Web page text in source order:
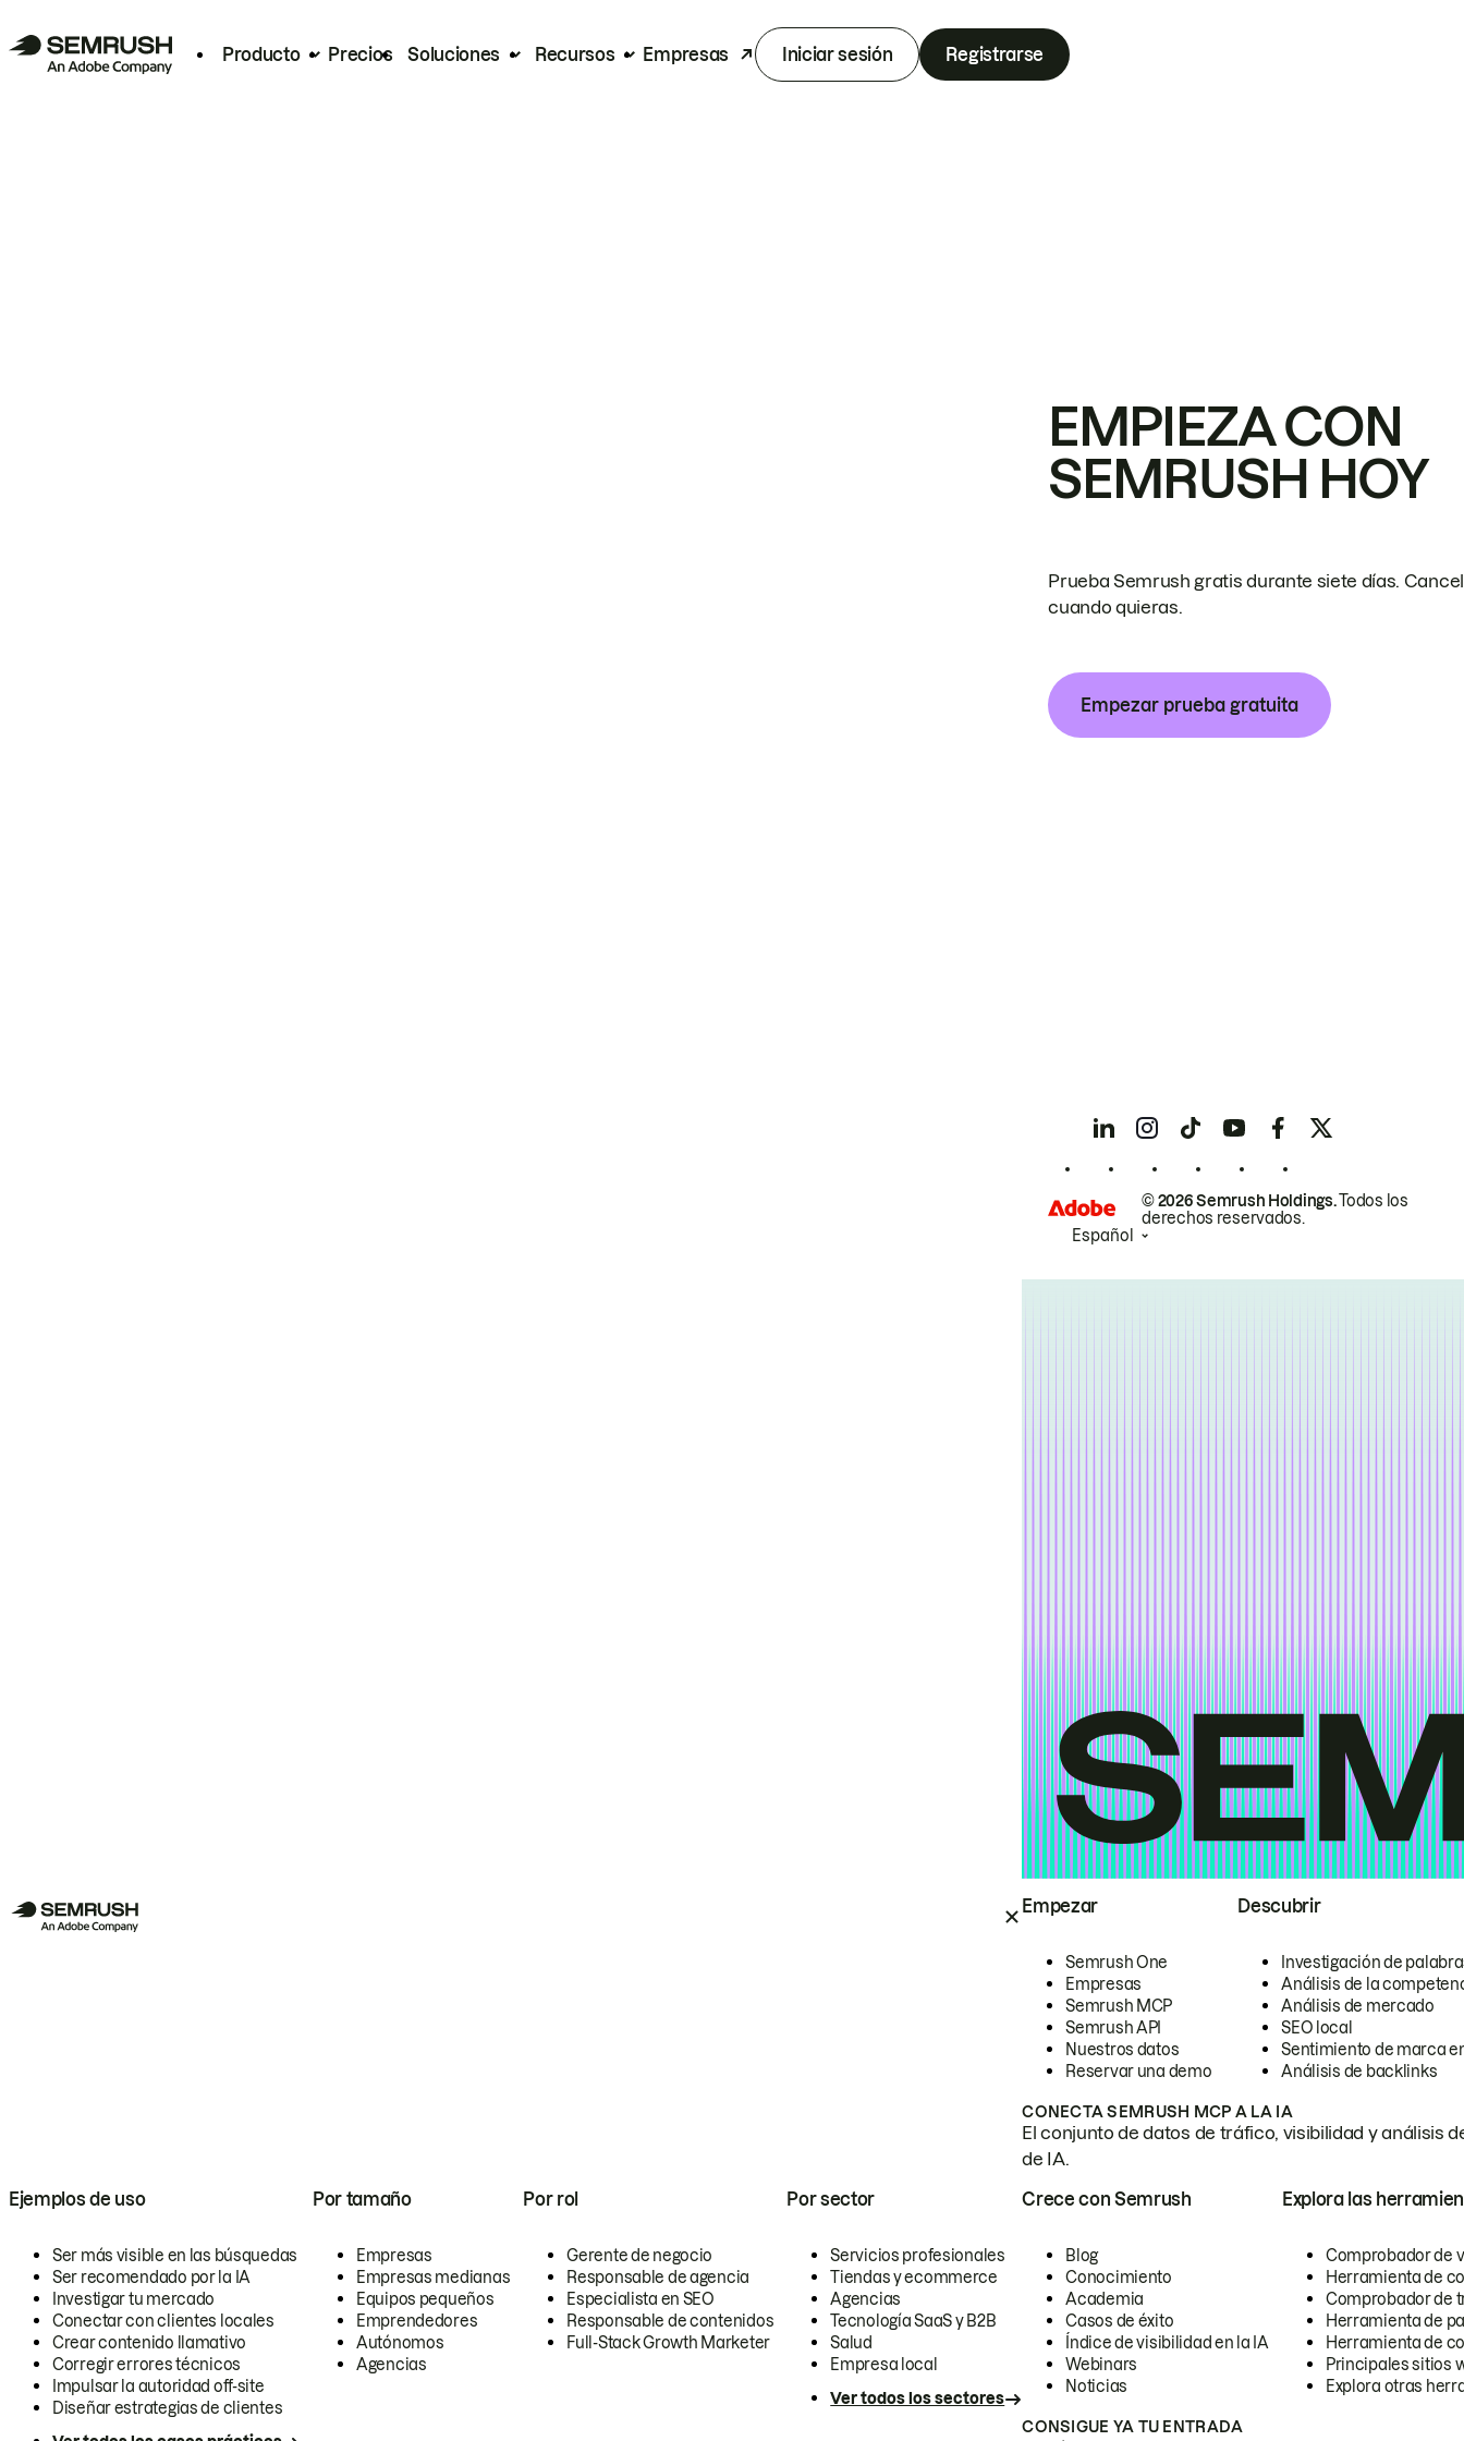
Producto Precios Soluciones Recursos Empresas Iniciar sesión Registrarse
Empezar
Semrush One
Empresas
Semrush MCP
Semrush API
Nuestros datos
Reservar una demo
Descubrir
Investigación de
Análisis de la
Análisis de mercado
SEO local
Sentimiento de marca
Análisis de backlinks
CONECTA SEMRUSH MCP A LA IA
El conjunto de datos de tráfico, visibilidad y análisis
de IA.
Ejemplos de uso
Ser más visible en las búsquedas
Ser recomendado por la IA
Investigar tu mercado
Conectar con clientes locales
Crear contenido llamativo
Corregir errores técnicos
Impulsar la autoridad off-site
Diseñar estrategias de clientes
Por tamaño
Empresas
Empresas medianas
Equipos pequeños
Emprendedores
Autónomos
Agencias
Por rol
Gerente de negocio
Responsable de agencia
Especialista en SEO
Responsable de contenidos
Full-Stack Growth Marketer
Por sector
Servicios profesionales
Tiendas y ecommerce
Agencias
Tecnología SaaS y B2B
Salud
Empresa local
Ver todos los sectores
Crece con Semrush
Blog
Conocimiento
Academia
Casos de éxito
Índice de visibilidad en la IA
Webinars
Noticias
Explora las
Comprobador de
Herramienta de
Comprobador de
Herramienta de
Herramienta de
Principales sitios
Explora otras
CONSIGUE YA TU ENTRADA
EMPIEZA CON
SEMRUSH HOY
Prueba Semrush gratis durante siete días.
cuando quieras.
Empezar prueba gratuita
© 2026 Semrush Holdings.Todos los
derechos reservados.
Español